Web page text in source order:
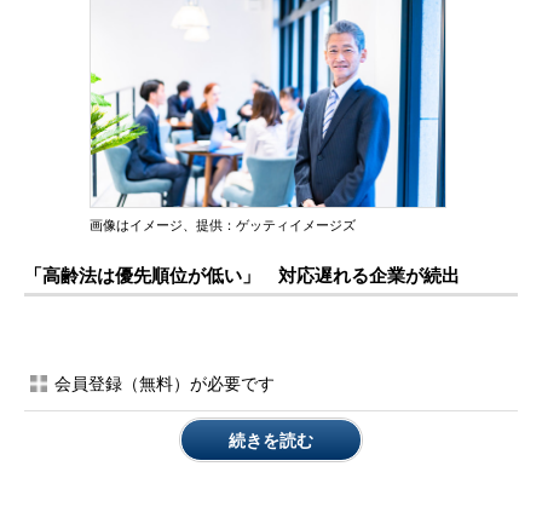
画像はイメージ、提供：ゲッティイメージズ
「高齢法は優先順位が低い」 対応遅れる企業が続出
会員登録（無料）が必要です
続きを読む